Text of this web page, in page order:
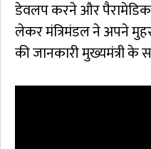
डेवलप करने और
लेकर मंत्रिमंडल ने अपने
की जानकारी मुख्यमंत्री के